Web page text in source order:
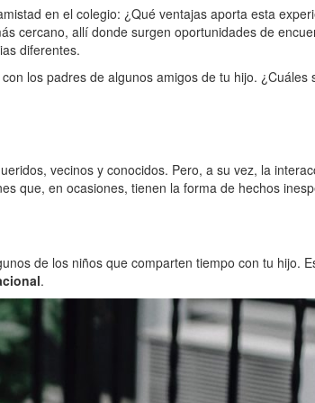
en el colegio: ¿Qué ventajas aporta esta
cercano, allí donde surgen oportunidades de
diferentes.
los padres de algunos amigos de tu hijo.
vecinos y conocidos. Pero, a su vez, la
que, en ocasiones, tienen la forma de hechos
de los niños que comparten tiempo con tu hijo.
.